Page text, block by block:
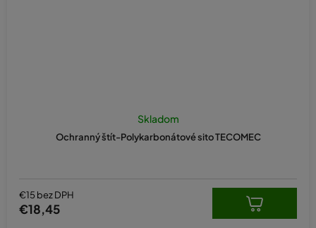
Ochranný štít-Polykarbonátové sito TECOMEC
Skladom
€15 bez DPH
€18,45